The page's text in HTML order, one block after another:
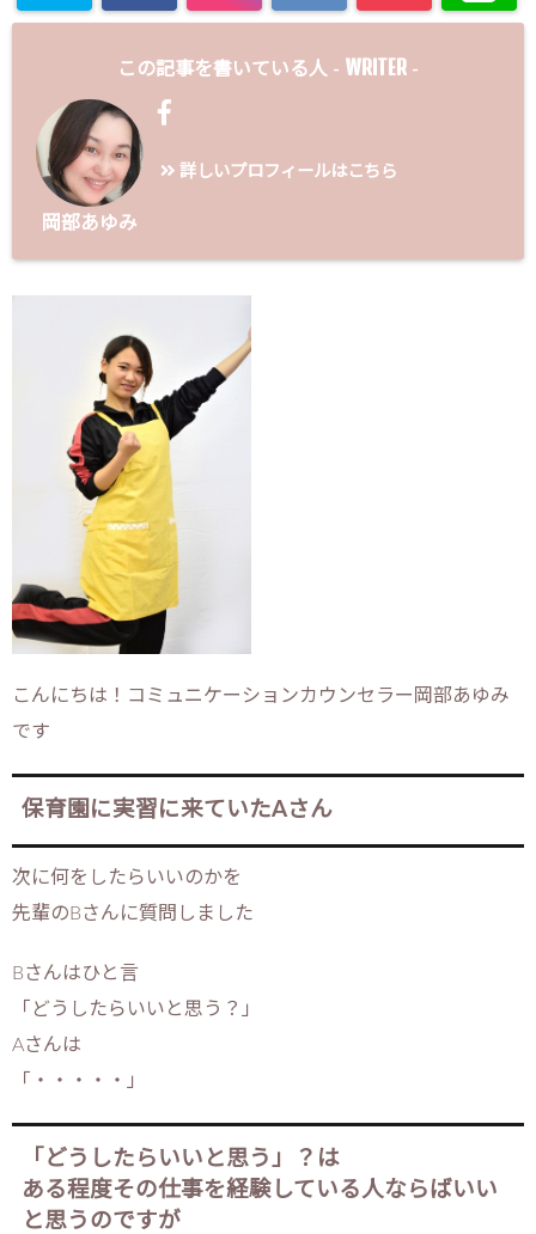
この記事を書いている人 - WRITER -
岡部あゆみ
詳しいプロフィールはこちら
こんにちは！コミュニケーションカウンセラー岡部あゆみ
です
保育園に実習に来ていたAさん
次に何をしたらいいのかを
先輩のBさんに質問しました
Bさんはひと言
「どうしたらいいと思う？」
Aさんは
「・・・・・」
「どうしたらいいと思う」？は
ある程度その仕事を経験している人ならばいい
と思うのですが